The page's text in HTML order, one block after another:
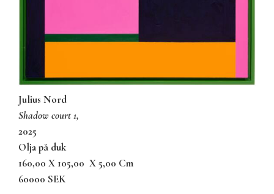
Julius Nord
shadow court 1,
2025
olja på duk
160,00 X 105,00 X 5,00 Cm
60000 SEK